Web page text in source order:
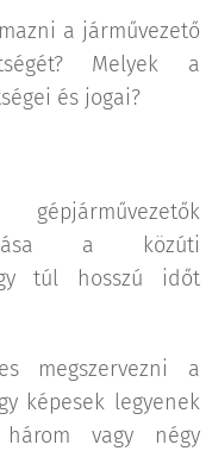
a járművezető
Melyek a
és jogai?
a közúti
túl hosszú időt
megszervezni a
képesek legyenek
vagy négy